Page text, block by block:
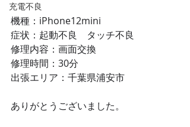
充電不良
機種：iPhone12mini
症状：起動不良　タッチ不良
修理内容：画面交換
修理時間：30分
出張エリア：千葉県浦安市
ありがとうございました。